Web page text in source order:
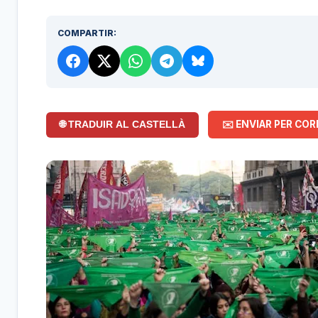
COMPARTIR:
🌐 TRADUIR AL CASTELLÀ ✉️ ENVIAR PER